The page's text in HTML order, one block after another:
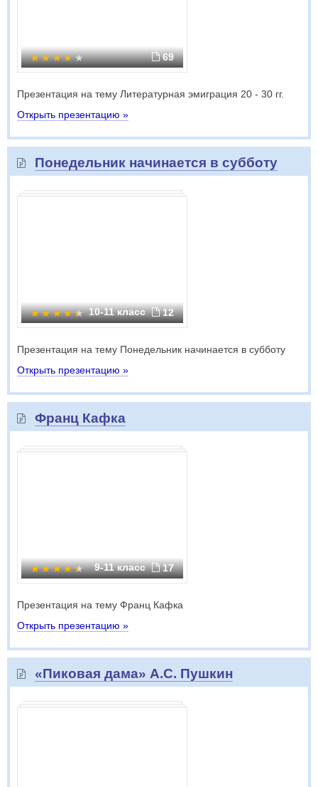
69
Презентация на тему Литературная эмиграция 20 - 30 гг.
Открыть презентацию »
Понедельник начинается в субботу
10-11 класс 12
Презентация на тему Понедельник начинается в субботу
Открыть презентацию »
Франц Кафка
9-11 класс 17
Презентация на тему Франц Кафка
Открыть презентацию »
«Пиковая дама» А.С. Пушкин